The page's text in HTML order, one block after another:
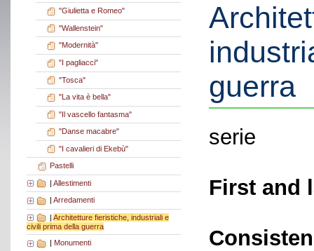
"Giulietta e Romeo"
"Wallenstein"
"Modernità"
"I pagliacci"
"Tosca"
"La vita è bella"
"Il vascello fantasma"
"Danse macabre"
"I cavalieri di Ekebù"
Pastelli
| Allestimenti
Arredamenti
| Architetture fieristiche, industriali e
civili prima della guerra
Monumenti
guerra
serie
First and